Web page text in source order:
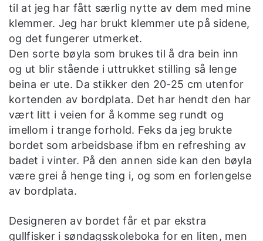
til at jeg har fått særlig nytte av dem med mine
klemmer. Jeg har brukt klemmer ute på sidene,
og det fungerer utmerket.
Den sorte bøyla som brukes til å dra bein inn
og ut blir stående i uttrukket stilling så lenge
beina er ute. Da stikker den 20-25 cm utenfor
kortenden av bordplata. Det har hendt den har
vært litt i veien for å komme seg rundt og
imellom i trange forhold. Feks da jeg brukte
bordet som arbeidsbase ifbm en refreshing av
badet i vinter. På den annen side kan den bøyla
være grei å henge ting i, og som en forlengelse
av bordplata.
Designeren av bordet får et par ekstra
gullfisker i søndagsskoleboka for en liten, men